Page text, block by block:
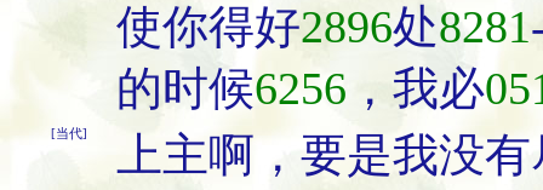
使你得好2896处8281
的时候6256 ，我必
[当代]
上主啊，要是我没